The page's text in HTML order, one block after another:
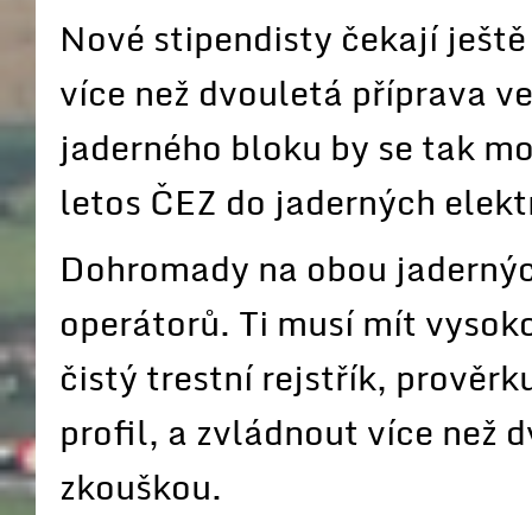
Nové stipendisty čekají
více než dvouletá příprava
jaderného bloku by se tak
letos ČEZ do jaderných
Dohromady na obou
operátorů. Ti musí mít
čistý trestní rejstřík,
profil, a zvládnout více než
zkouškou.